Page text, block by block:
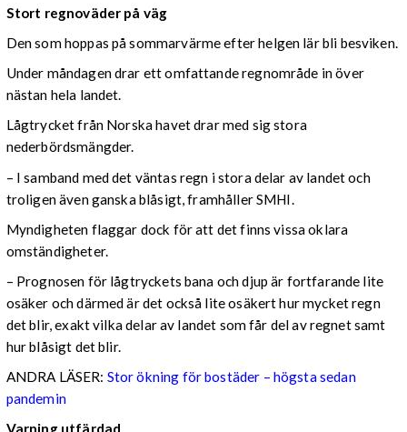
Stort regnoväder på väg
Den som hoppas på sommarvärme efter helgen lär bli besviken.
Under måndagen drar ett omfattande regnområde in över
nästan hela landet.
Lågtrycket från Norska havet drar med sig stora
nederbördsmängder.
– I samband med det väntas regn i stora delar av landet och
troligen även ganska blåsigt, framhåller SMHI.
Myndigheten flaggar dock för att det finns vissa oklara
omständigheter.
– Prognosen för lågtryckets bana och djup är fortfarande lite
osäker och därmed är det också lite osäkert hur mycket regn
det blir, exakt vilka delar av landet som får del av regnet samt
hur blåsigt det blir.
ANDRA LÄSER: Stor ökning för bostäder – högsta sedan
pandemin
Varning utfärdad